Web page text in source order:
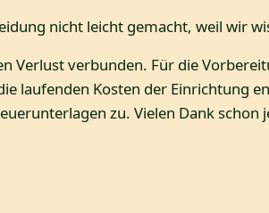
nicht leicht gemacht, weil wir
Verlust verbunden. Für die
laufenden Kosten der Einrichtung
zu. Vielen Dank schon